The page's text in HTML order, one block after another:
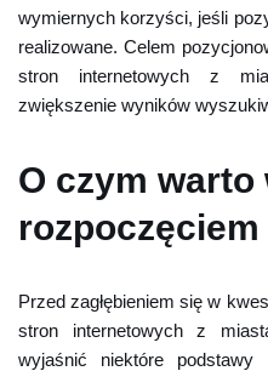
wymiernych korzyści, jeśli
realizowane. Celem
stron internetowych z
zwiększenie wyników
O czym warto
rozpoczęciem
Przed zagłębieniem się w
stron internetowych z
wyjaśnić niektóre podstawy